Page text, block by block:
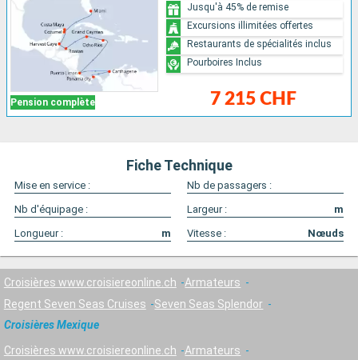
Pension complète 7 215 CHF
Jusqu'à 45% de remise
Excursions illimitées offertes
Restaurants de spécialités inclus
Pourboires Inclus
Fiche Technique
Mise en service :
Nb de passagers :
Nb d'équipage :
Largeur :
m
Longueur :
m Vitesse : Nœuds
Croisières www.croisiereonline.ch
Armateurs
Regent Seven Seas Cruises
Seven Seas Splendor
Croisières Mexique
Croisières www.croisiereonline.ch
Armateurs